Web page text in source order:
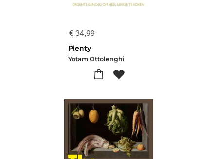
€ 34,99
Plenty
Yotam Ottolenghi